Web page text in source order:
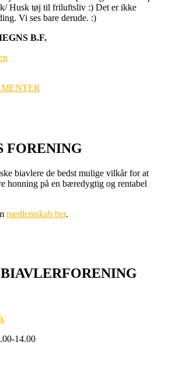
Husk tøj til friluftsliv :) Det er ikke
Vi ses bare derude. :)
B.F.
FORENING
biavlere de bedst mulige vilkår for at
honning på en bæredygtig og rentabel
medlemskab her.
14.00